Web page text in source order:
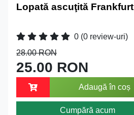
Lopată ascuţită Frankfurt
0 (0 review-uri)
28.00 RON
25.00 RON
Adaugă în coș
Cumpără acum